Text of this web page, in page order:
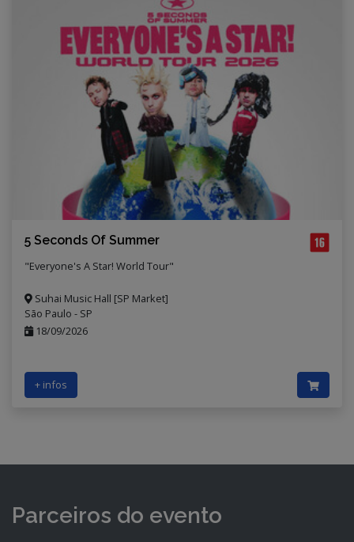
5 Seconds Of Summer
"Everyone's A Star! World Tour"
Suhai Music Hall [SP Market]
São Paulo - SP
18/09/2026
+ infos
Parceiros do evento